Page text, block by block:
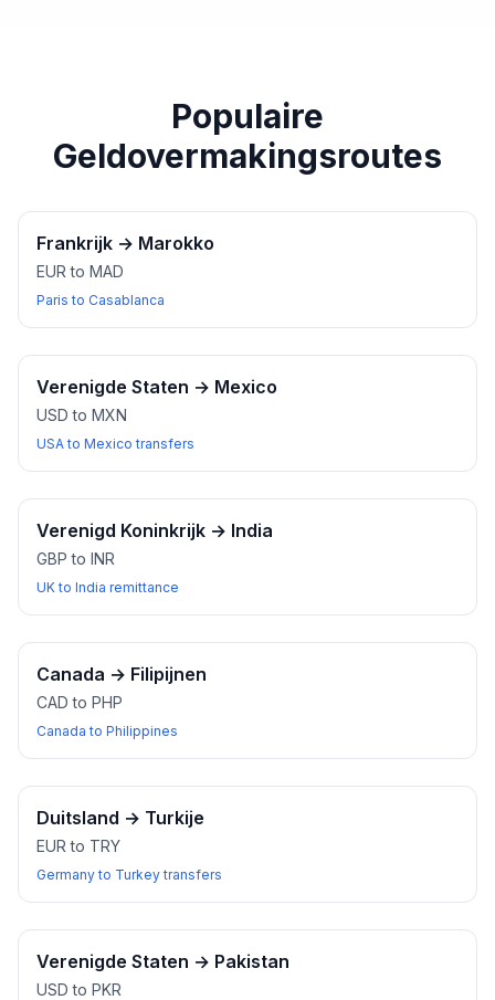
Populaire
Geldovermakingsroutes
Frankrijk → Marokko
EUR to MAD
Paris to Casablanca
Verenigde Staten → Mexico
USD to MXN
USA to Mexico transfers
Verenigd Koninkrijk → India
GBP to INR
UK to India remittance
Canada → Filipijnen
CAD to PHP
Canada to Philippines
Duitsland → Turkije
EUR to TRY
Germany to Turkey transfers
Verenigde Staten → Pakistan
USD to PKR